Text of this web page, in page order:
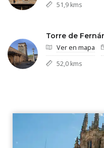
51,9 kms
Torre de
Ver en mapa
52,0 kms